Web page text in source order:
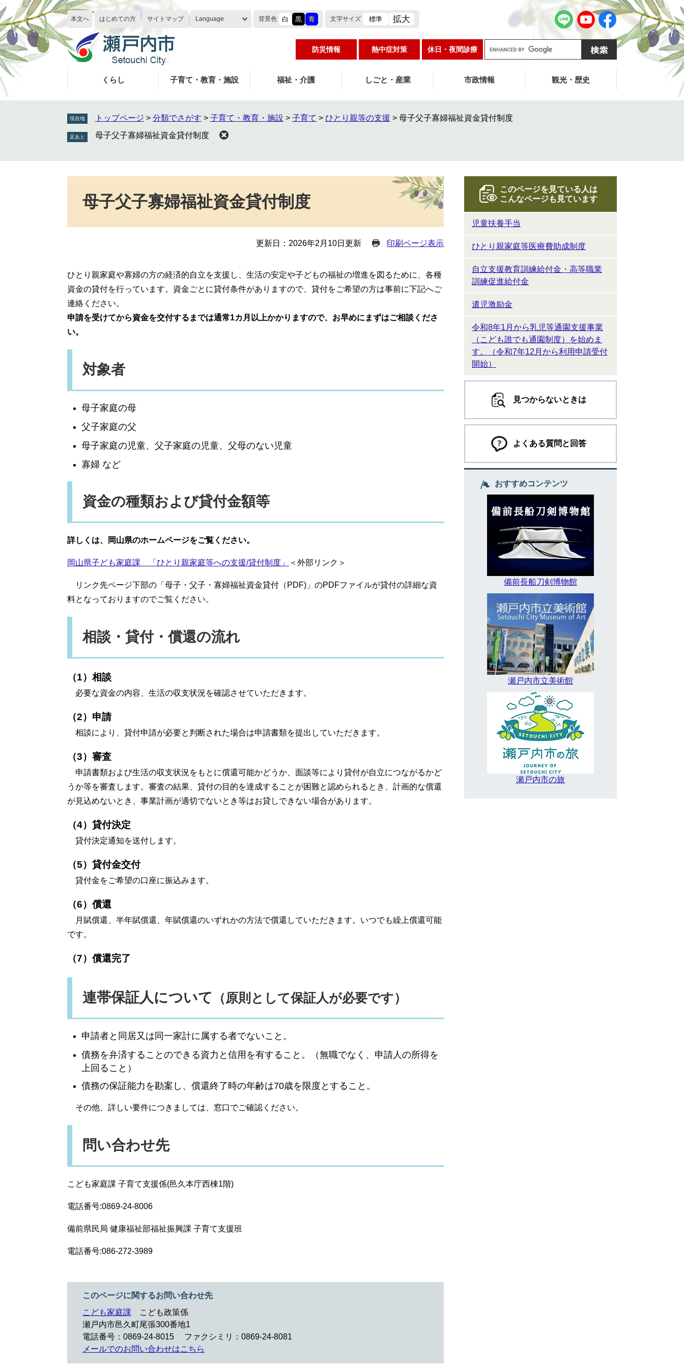
ペ
ー
ジ
の
先
頭
で
す
メ
ニ
ュ
ー
を
飛
ば
し
本文へ はじめての方 サイトマップ Language 背景色 白 黒 青 文字サイズ 標準 拡大
防災情報 熱中症対策 休日・夜間診療
g
e
カ
ス
くらし 子育て・教育・施設 福祉・介護 しごと・産業 市政情報 観光・歴史
現在地 トップページ > 分類でさがす > 子育て・教育・施設 > 子育て > ひとり親等の支援 > 母子父子寡婦福祉資金貸付制度
母子父子寡婦福祉資金貸付制度
母子父子寡婦福祉資金貸付制度
更新日：2026年2月10日更新 印刷ページ表示
ひとり親家庭や寡婦の方の経済的自立を支援し、生活の安定や子どもの福祉の増進を図るために、各種
資金の貸付を行っています。資金ごとに貸付条件がありますので、貸付をご希望の方は事前に下記へご
連絡ください。
申請を受けてから資金を交付するまでは通常1カ月以上かかりますので、お早めにまずはご相談くださ
い。
対象者
母子家庭の母
父子家庭の父
母子家庭の児童、父子家庭の児童、父母のない児童
寡婦 など
資金の種類および貸付金額等
詳しくは、岡山県のホームページをご覧ください。
岡山県子ども家庭課 「ひとり親家庭等への支援/貸付制度」 ＜外部リンク＞
リンク先ページ下部の「母子・父子・寡婦福祉資金貸付（PDF)」のPDFファイルが貸付の詳細な資
料となっておりますのでご覧ください。
相談・貸付・償還の流れ
（1）相談
必要な資金の内容、生活の収支状況を確認させていただきます。
（2）申請
相談により、貸付申請が必要と判断された場合は申請書類を提出していただきます。
（3）審査
申請書類および生活の収支状況をもとに償還可能かどうか、面談等により貸付が自立につながるかど
うか等を審査します。審査の結果、貸付の目的を達成することが困難と認められるとき、計画的な償還
が見込めないとき、事業計画が適切でないとき等はお貸しできない場合があります。
（4）貸付決定
貸付決定通知を送付します。
（5）貸付金交付
貸付金をご希望の口座に振込みます。
（6）償還
月賦償還、半年賦償還、年賦償還のいずれかの方法で償還していただきます。いつでも繰上償還可能
です。
（7）償還完了
連帯保証人について （原則として保証人が必要です）
申請者と同居又は同一家計に属する者でないこと。
債務を弁済することのできる資力と信用を有すること。（無職でなく、申請人の所得を
上回ること）
債務の保証能力を勘案し、償還終了時の年齢は70歳を限度とすること。
​ その他、詳しい要件につきましては、窓口でご確認ください。
問い合わせ先
こども家庭課 子育て支援係(邑久本庁西棟1階)
電話番号:0869-24-8006
備前県民局 健康福祉部福祉振興課 子育て支援班
電話番号:086-272-3989
このページに関するお問い合わせ先
こども家庭課
こども政策係
瀬戸内市邑久町尾張300番地1
電話番号：0869-24-8015
ファクシミリ：0869-24-8081
メールでのお問い合わせはこちら
このページを見ている人は
こんなページも見ています
児童扶養手当
ひとり親家庭等医療費助成制度
自立支援教育訓練給付金・高等職業
訓練促進給付金
遺児激励金
令和8年1月から乳児等通園支援事業
（こども誰でも通園制度）を始めま
す。（令和7年12月から利用申請受付
開始）
見つからないときは
よくある質問と回答
おすすめコンテンツ
備前長船刀剣博物館
瀬戸内市立美術館
瀬戸内市の旅